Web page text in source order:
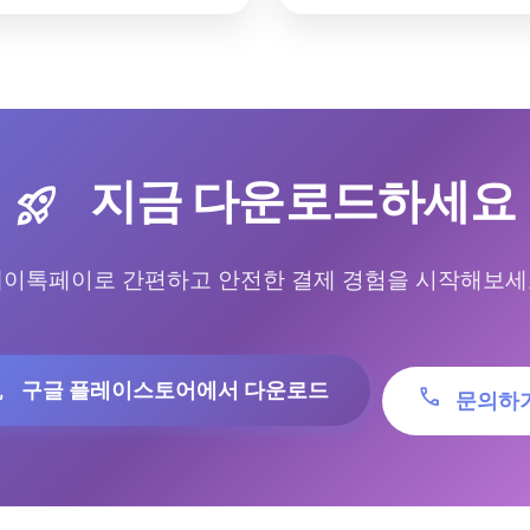
rocket_launch 지금 다운로드하세요
톡페이로 간편하고 안전한 결제 경험을 시작해보
구글 플레이스토어에서 다운로드 phone 문의하